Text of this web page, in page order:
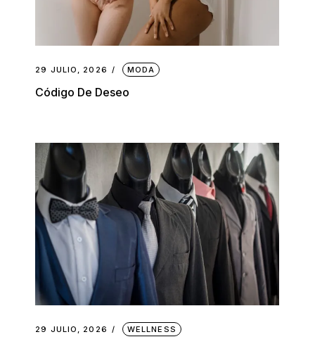
29 JULIO, 2026 MODA
Código De Deseo
29 JULIO, 2026 WELLNESS